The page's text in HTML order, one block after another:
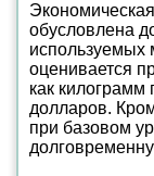
обусловлена
используемых
оценивается
как килограмм
долларов.
при базовом